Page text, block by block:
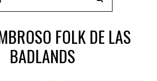
FOLK DE LAS
BADLANDS